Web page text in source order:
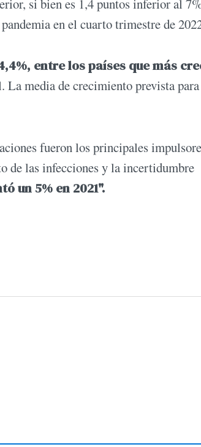
si bien es 1,4 puntos inferior al
en el cuarto trimestre de
entre los países que más
media de crecimiento prevista
fueron los principales
de las infecciones y la incertidumbre
un 5% en 2021".